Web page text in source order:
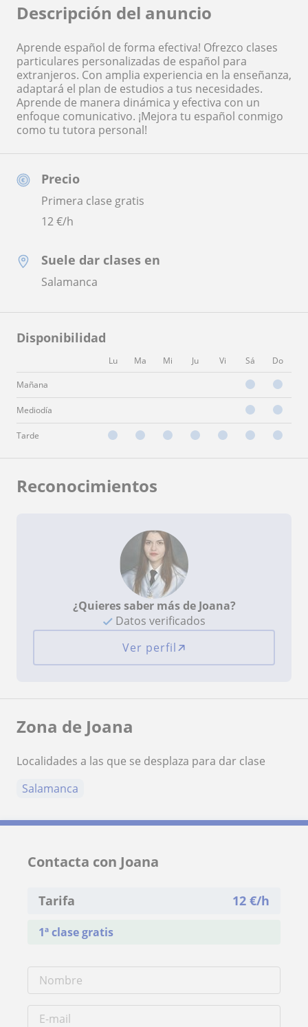
Precio
Primera clase gratis
12€/h
Suele dar clases en
Salamanca
Disponibilidad
Lu Ma Mi Ju Vi Sá Do
Mañana
Mediodía
Tarde
Descripción del anuncio
Aprende español de forma efectiva! Ofrezco clases
particulares personalizadas de español para
extranjeros. Con amplia experiencia en la enseñanza,
adaptará el plan de estudios a tus necesidades.
Aprende de manera dinámica y efectiva con un
enfoque comunicativo. ¡Mejora tu español conmigo
como tu tutora personal!
Reconocimientos
¿Quieres saber más de Joana?
Datos verificados
Ver perfil
Zona de Joana
Localidades a las que se desplaza para dar clase
Salamanca
Contacta con Joana
Tarifa 12 €/h
1ª clase gratis